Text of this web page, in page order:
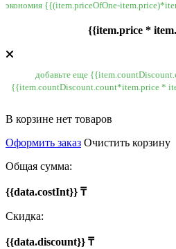
экономия {{(item.priceOfOne-
{{item.price *
добавьте еще
{{item.countDiscount.count*item.price *
В корзине нет товаров
Оформить заказ Очистить корзину
Общая сумма:
{{data.costInt}} ₸
Скидка:
{{data.discount}} ₸